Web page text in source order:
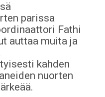
parissa
Fathi
auttaa muita ja
kahden
nuorten